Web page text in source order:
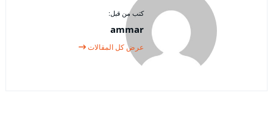
كتب من قبل:
ammar
عرض كل المقالات